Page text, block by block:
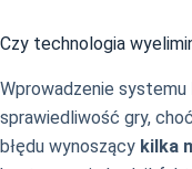
Czy technologia
Wprowadzenie systemu
sprawiedliwość gry,
błędu wynoszący kilka